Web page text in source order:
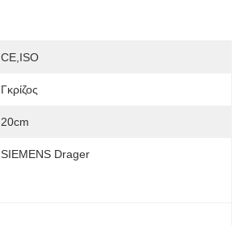
CE,ISO
Γκρίζος
20cm
SIEMENS Drager